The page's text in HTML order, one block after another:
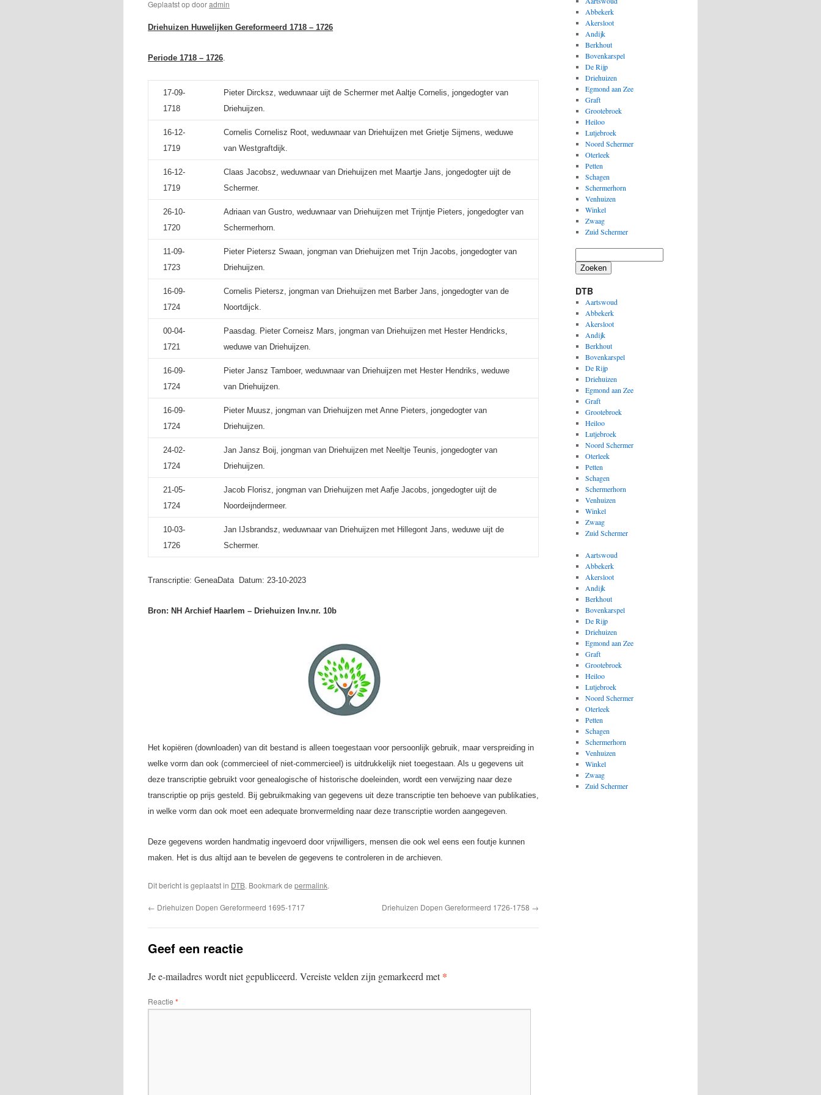
Geplaatst opdooradmin
Driehuizen Huwelijken Gereformeerd 1718 – 1726
Periode 1718 – 1726.
17-09-
1718
Pieter Dircksz, weduwnaar uijt de Schermer met Aaltje Cornelis, jongedogter van
Driehuijzen.
16-12-
1719
Cornelis Cornelisz Root, weduwnaar van Driehuijzen met Grietje Sijmens, weduwe
van Westgraftdijk.
16-12-
1719
Claas Jacobsz, weduwnaar van Driehuijzen met Maartje Jans, jongedogter uijt de
Schermer.
26-10-
1720
Adriaan van Gustro, weduwnaar van Driehuijzen met Trijntje Pieters, jongedogter van
Schermerhorn.
11-09-
1723
Pieter Pietersz Swaan, jongman van Driehuijzen met Trijn Jacobs, jongedogter van
Driehuijzen.
16-09-
1724
Cornelis Pietersz, jongman van Driehuijzen met Barber Jans, jongedogter van de
Noortdijck.
00-04-
1721
Paasdag. Pieter Corneisz Mars, jongman van Driehuijzen met Hester Hendricks,
weduwe van Driehuijzen.
16-09-
1724
Pieter Jansz Tamboer, weduwnaar van Driehuijzen met Hester Hendriks, weduwe
van Driehuijzen.
16-09-
1724
Pieter Muusz, jongman van Driehuijzen met Anne Pieters, jongedogter van
Driehuijzen.
24-02-
1724
Jan Jansz Boij, jongman van Driehuijzen met Neeltje Teunis, jongedogter van
Driehuijzen.
21-05-
1724
Jacob Florisz, jongman van Driehuijzen met Aafje Jacobs, jongedogter uijt de
Noordeijndermeer.
10-03-
1726
Jan IJsbrandsz, weduwnaar van Driehuijzen met Hillegont Jans, weduwe uijt de
Schermer.
Transcriptie: GeneaData Datum: 23-10-2023
Bron: NH Archief Haarlem – Driehuizen Inv.nr. 10b
Het kopiëren (downloaden) van dit bestand is alleen toegestaan voor persoonlijk gebruik, maar verspreiding in
welke vorm dan ook (commercieel of niet-commercieel) is uitdrukkelijk niet toegestaan. Als u gegevens uit
deze transcriptie gebruikt voor genealogische of historische doeleinden, wordt een verwijzing naar deze
transcriptie op prijs gesteld. Bij gebruikmaking van gegevens uit deze transcriptie ten behoeve van publikaties,
in welke vorm dan ook moet een adequate bronvermelding naar deze transcriptie worden aangegeven.
Deze gegevens worden handmatig ingevoerd door vrijwilligers, mensen die ook wel eens een foutje kunnen
maken. Het is dus altijd aan te bevelen de gegevens te controleren in de archieven.
Dit bericht is geplaatst in DTB. Bookmark de permalink.
← Driehuizen Dopen Gereformeerd 1695-1717 Driehuizen Dopen Gereformeerd 1726-1758 →
Geef een reactie
Je e-mailadres wordt niet gepubliceerd. Vereiste velden zijn gemarkeerd met*
Reactie *
Abbekerk
Akersloot
Andijk
Berkhout
Bovenkarspel
De Rijp
Driehuizen
Egmond aan Zee
Graft
Grootebroek
Heiloo
Lutjebroek
Noord Schermer
Oterleek
Petten
Schagen
Schermerhorn
Venhuizen
Winkel
Zwaag
Zuid Schermer
Zoeken
DTB
Aartswoud
Abbekerk
Akersloot
Andijk
Berkhout
Bovenkarspel
De Rijp
Driehuizen
Egmond aan Zee
Graft
Grootebroek
Heiloo
Lutjebroek
Noord Schermer
Oterleek
Petten
Schagen
Schermerhorn
Venhuizen
Winkel
Zwaag
Zuid Schermer
Aartswoud
Abbekerk
Akersloot
Andijk
Berkhout
Bovenkarspel
De Rijp
Driehuizen
Egmond aan Zee
Graft
Grootebroek
Heiloo
Lutjebroek
Noord Schermer
Oterleek
Petten
Schagen
Schermerhorn
Venhuizen
Winkel
Zwaag
Zuid Schermer